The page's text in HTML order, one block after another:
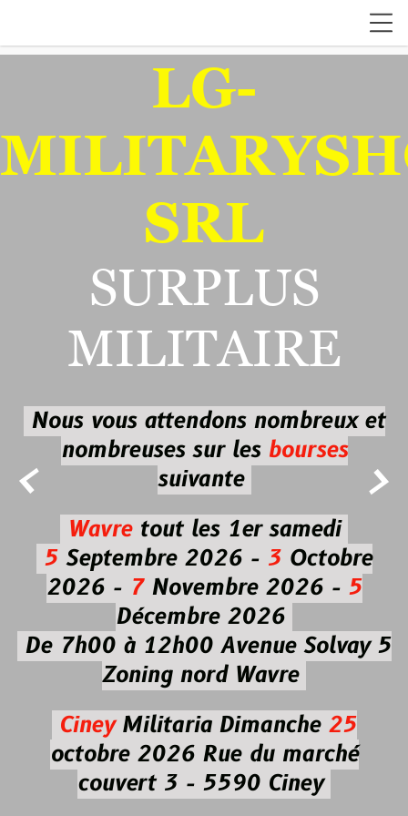
 
LG-
SRL
SURPLUS
MILITAIRE
Nous vous attendons nombreux et
nombreuses sur les bourses
suivante
Wavretout les 1er samedi
5Septembre 2026 - 3Octobre
2026 -7Novembre 2026 - 5
Décembre 2026
De 7h00 à 12h00 Avenue Solvay 5
Zoning nord Wavre
CineyMilitaria Dimanche 25
octobre 2026Rue du marché
couvert 3 - 5590 Ciney